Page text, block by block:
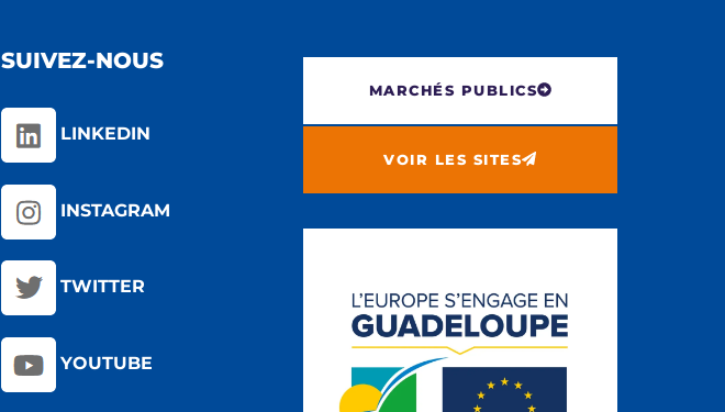
SUIVEZ-NOUS
LINKEDIN
INSTAGRAM
TWITTER
YOUTUBE
MARCHÉS PUBLICS
VOIR LES SITES